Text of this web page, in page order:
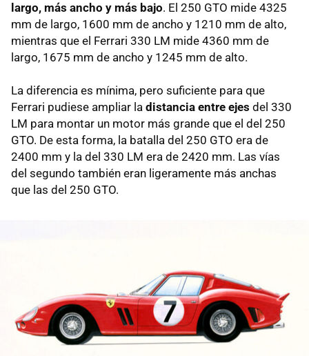
largo, más ancho y más bajo. El 250 GTO mide 4325
mm de largo, 1600 mm de ancho y 1210 mm de alto,
mientras que el Ferrari 330 LM mide 4360 mm de
largo, 1675 mm de ancho y 1245 mm de alto.
La diferencia es mínima, pero suficiente para que
Ferrari pudiese ampliar la distancia entre ejes del 330
LM para montar un motor más grande que el del 250
GTO. De esta forma, la batalla del 250 GTO era de
2400 mm y la del 330 LM era de 2420 mm. Las vías
del segundo también eran ligeramente más anchas
que las del 250 GTO.